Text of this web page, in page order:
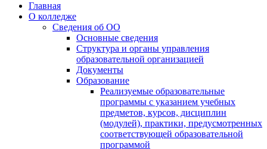
Главная
О колледже
Сведения об ОО
Основные сведения
Структура и органы управления
образовательной организацией
Документы
Образование
Реализуемые образовательные
программы с указанием учебных
предметов, курсов, дисциплин
(модулей), практики, предусмотренных
соответствующей образовательной
программой